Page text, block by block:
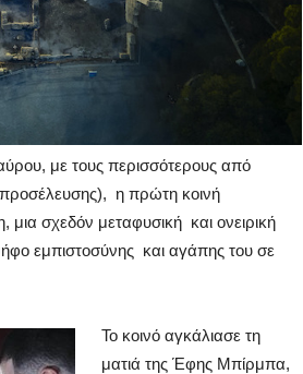
με τους περισσότερους από
η πρώτη κοινή
σχεδόν μεταφυσική και ονειρική
εμπιστοσύνης και αγάπης του σε
Το κοινό αγκάλιασε τη
ματιά της Έφης Μπίρμπα,